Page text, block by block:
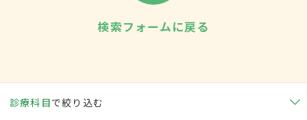
検索フォームに戻る
診療科目で絞り込む